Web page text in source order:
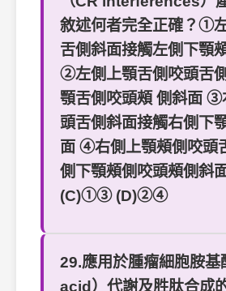
敘述何者完全正確？①
舌側斜面接觸左側下顎
②左側上顎舌側咬頭舌
顎舌側咬頭頰 側斜面 ③
頭舌側斜面接觸右側下
面 ④右側上顎頰側咬頭
側下顎頰側咬頭頰側
(C)①③ (D)②④
29.應用於腫瘤細胞胺
acid）代謝及胜肽合成